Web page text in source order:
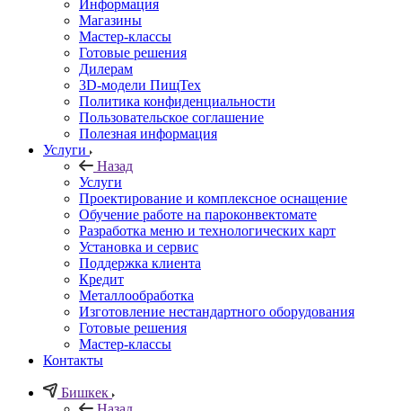
Информация
Магазины
Мастер-классы
Готовые решения
Дилерам
3D-модели ПищТех
Политика конфиденциальности
Пользовательское соглашение
Полезная информация
Услуги
Назад
Услуги
Проектирование и комплексное оснащение
Обучение работе на пароконвектомате
Разработка меню и технологических карт
Установка и сервис
Поддержка клиента
Кредит
Металлообработка
Изготовление нестандартного оборудования
Готовые решения
Мастер-классы
Контакты
Бишкек